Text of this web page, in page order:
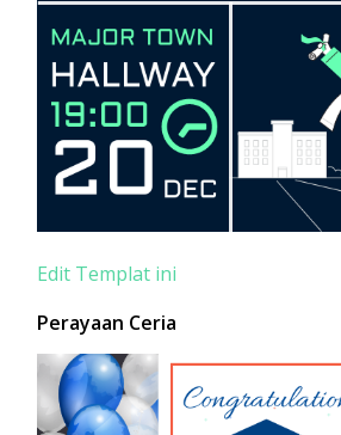
Edit Templat ini
Perayaan Ceria